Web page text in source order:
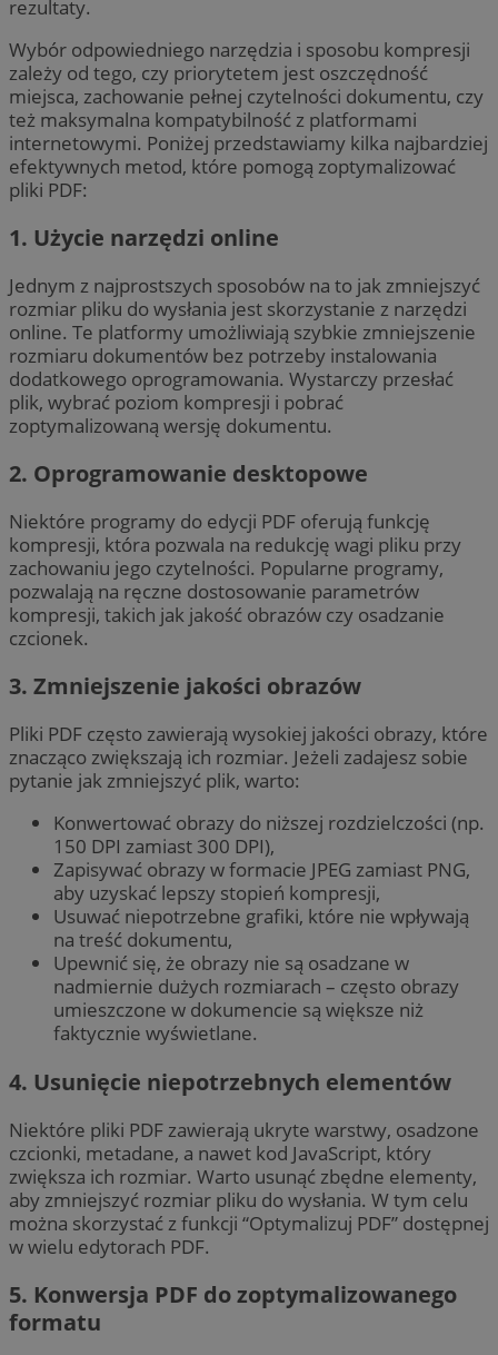
rezultaty.
Wybór odpowiedniego narzędzia i sposobu kompresji
zależy od tego, czy priorytetem jest oszczędność
miejsca, zachowanie pełnej czytelności dokumentu, czy
też maksymalna kompatybilność z platformami
internetowymi. Poniżej przedstawiamy kilka najbardziej
efektywnych metod, które pomogą zoptymalizować
pliki PDF:
1. Użycie narzędzi online
Jednym z najprostszych sposobów na to jak zmniejszyć
rozmiar pliku do wysłania jest skorzystanie z narzędzi
online. Te platformy umożliwiają szybkie zmniejszenie
rozmiaru dokumentów bez potrzeby instalowania
dodatkowego oprogramowania. Wystarczy przesłać
plik, wybrać poziom kompresji i pobrać
zoptymalizowaną wersję dokumentu.
2. Oprogramowanie desktopowe
Niektóre programy do edycji PDF oferują funkcję
kompresji, która pozwala na redukcję wagi pliku przy
zachowaniu jego czytelności. Popularne programy,
pozwalają na ręczne dostosowanie parametrów
kompresji, takich jak jakość obrazów czy osadzanie
czcionek.
3. Zmniejszenie jakości obrazów
Pliki PDF często zawierają wysokiej jakości obrazy, które
znacząco zwiększają ich rozmiar. Jeżeli zadajesz sobie
pytanie jak zmniejszyć plik, warto:
Konwertować obrazy do niższej rozdzielczości (np.
150 DPI zamiast 300 DPI),
Zapisywać obrazy w formacie JPEG zamiast PNG,
aby uzyskać lepszy stopień kompresji,
Usuwać niepotrzebne grafiki, które nie wpływają
na treść dokumentu,
Upewnić się, że obrazy nie są osadzane w
nadmiernie dużych rozmiarach – często obrazy
umieszczone w dokumencie są większe niż
faktycznie wyświetlane.
4. Usunięcie niepotrzebnych elementów
Niektóre pliki PDF zawierają ukryte warstwy, osadzone
czcionki, metadane, a nawet kod JavaScript, który
zwiększa ich rozmiar. Warto usunąć zbędne elementy,
aby zmniejszyć rozmiar pliku do wysłania. W tym celu
można skorzystać z funkcji “Optymalizuj PDF” dostępnej
w wielu edytorach PDF.
5. Konwersja PDF do zoptymalizowanego
formatu